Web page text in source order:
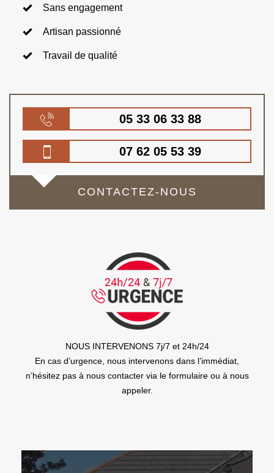
Sans engagement
Artisan passionné
Travail de qualité
05 33 06 33 88
07 62 05 53 39
CONTACTEZ-NOUS
NOUS INTERVENONS 7j/7 et 24h/24
En cas d’urgence, nous intervenons dans l’immédiat,
n’hésitez pas à nous contacter via le formulaire ou à nous
appeler.